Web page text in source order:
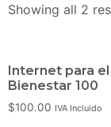
Showing all 2
Internet para el
Bienestar 100
$100.00 IVA Incluido